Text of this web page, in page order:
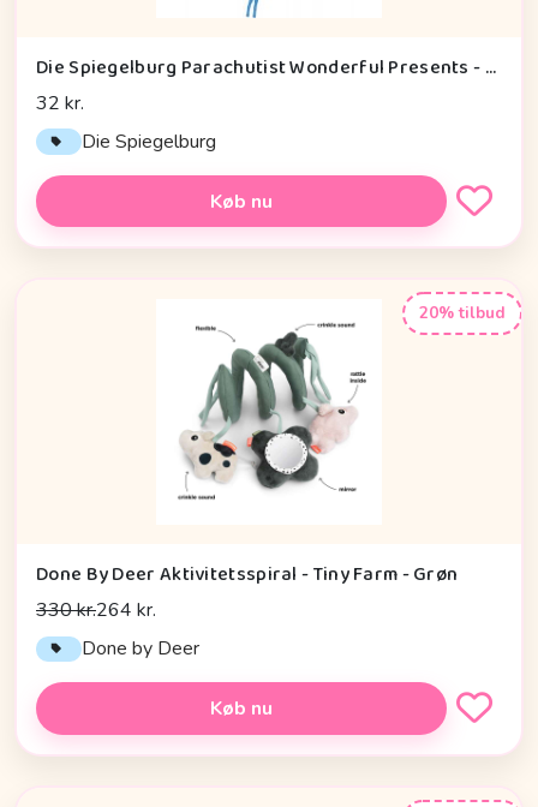
Die Spiegelburg Parachutist Wonderful Presents - Legetøj
32 kr.
Die Spiegelburg
Køb nu
20% tilbud
Done By Deer Aktivitetsspiral - Tiny Farm - Grøn
330 kr.264 kr.
Done by Deer
Køb nu